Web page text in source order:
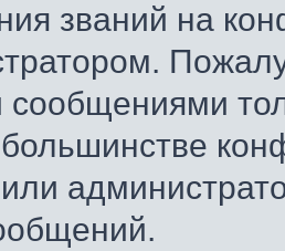
званий на